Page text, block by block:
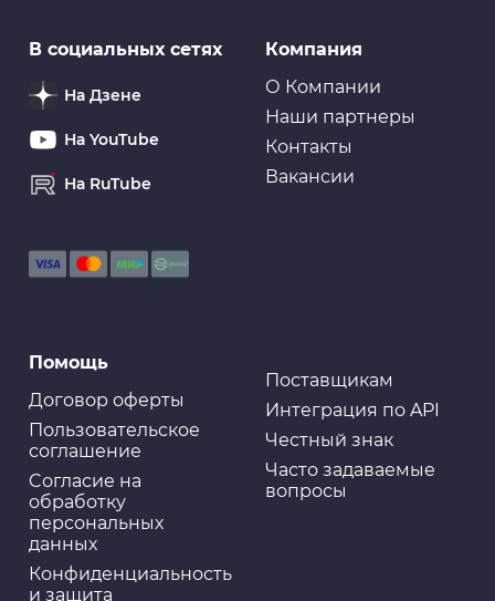
Компания
О Компании
Наши партнеры
Контакты
Вакансии
Помощь
Договор оферты
Пользовательское
соглашение
Cогласие на
обработку
персональных
данных
Конфиденциальность
и защита
Поставщикам
Интеграция по API
Честный знак
Часто задаваемые
вопросы
В социальных сетях
На Дзене
На YouTube
На RuTube